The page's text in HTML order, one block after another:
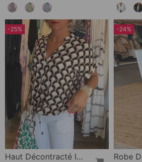
-25%
Haut Décontracté Imprimé À Manches Courtes Et Col En V
-24%